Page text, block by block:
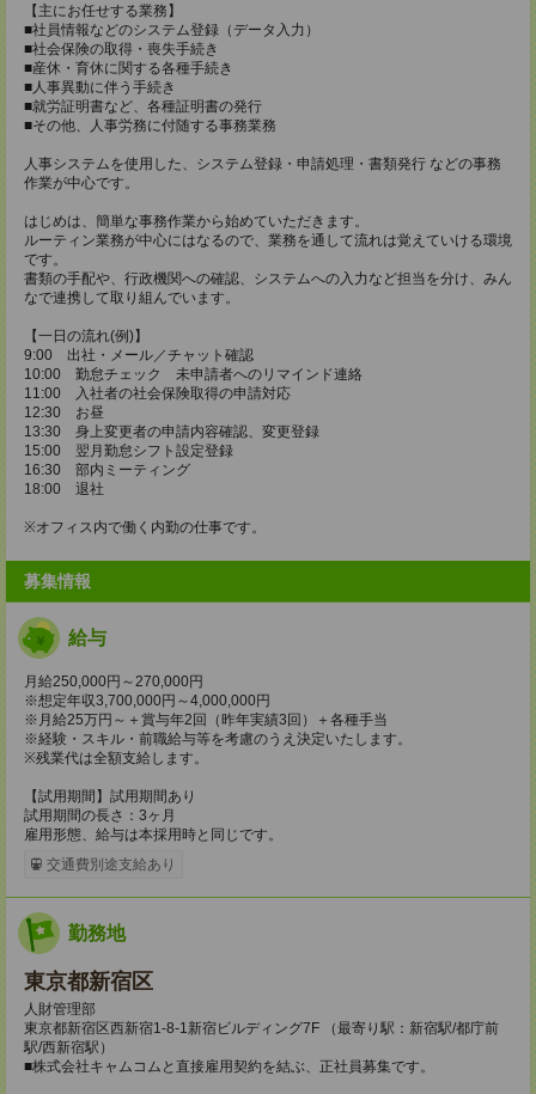
【主にお任せする業務】
■社員情報などのシステム登録（データ入力）
■社会保険の取得・喪失手続き
■産休・育休に関する各種手続き
■人事異動に伴う手続き
■就労証明書など、各種証明書の発行
■その他、人事労務に付随する事務業務
人事システムを使用した、システム登録・申請処理・書類発行 などの事務
作業が中心です。
はじめは、簡単な事務作業から始めていただきます。
ルーティン業務が中心にはなるので、業務を通して流れは覚えていける環境
です。
書類の手配や、行政機関への確認、システムへの入力など担当を分け、みん
なで連携して取り組んでいます。
【一日の流れ(例)】
9:00 出社・メール／チャット確認
10:00 勤怠チェック 未申請者へのリマインド連絡
11:00 入社者の社会保険取得の申請対応
12:30 お昼
13:30 身上変更者の申請内容確認、変更登録
15:00 翌月勤怠シフト設定登録
16:30 部内ミーティング
18:00 退社
※オフィス内で働く内勤の仕事です。
募集情報
給与
月給250,000円～270,000円
※想定年収3,700,000円～4,000,000円
※月給25万円～＋賞与年2回（昨年実績3回）＋各種手当
※経験・スキル・前職給与等を考慮のうえ決定いたします。
※残業代は全額支給します。
【試用期間】試用期間あり
試用期間の長さ：3ヶ月
雇用形態、給与は本採用時と同じです。
交通費別途支給あり
勤務地
東京都新宿区
人財管理部
東京都新宿区西新宿1-8-1新宿ビルディング7F （最寄り駅：新宿駅/都庁前
駅/西新宿駅）
■株式会社キャムコムと直接雇用契約を結ぶ、正社員募集です。